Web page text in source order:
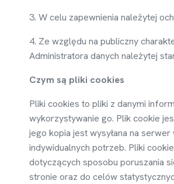
3. W celu zapewnienia należytej
4. Ze względu na publiczny
Administratora danych należytej
Czym są pliki cookies
Pliki cookies to pliki z danymi
wykorzystywanie go. Plik cookie
jego kopia jest wysyłana na
indywidualnych potrzeb. Pliki
dotyczących sposobu poruszania si
stronie oraz do celów